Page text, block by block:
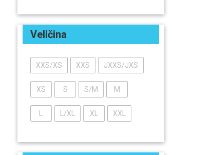
Veličina
XXS/XS XXS JXXS/JXS
XS S S/M M
L/XL XL XXL